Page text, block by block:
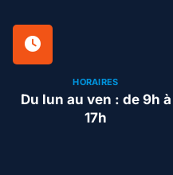
HORAIRES
Du lun au ven : de 9h à
17h